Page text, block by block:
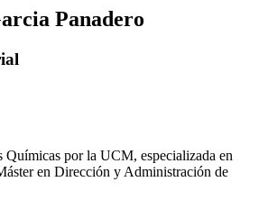
Panadero
Químicas por la UCM, especializada en
en Dirección y Administración de